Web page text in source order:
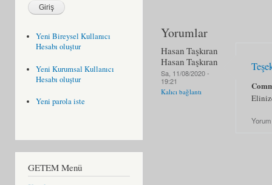
Yeni Bireysel Kullanıcı
Hesabı oluştur
Yeni Kurumsal Kullanıcı
Hesabı oluştur
Yeni parola iste
GETEM Menü
Yorumlar
Hasan Taşkıran
Hasan Taşkıran
Sa, 11/08/2020 -
19:21
Kalıcı bağlantı